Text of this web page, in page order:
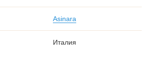
Asinara
Италия